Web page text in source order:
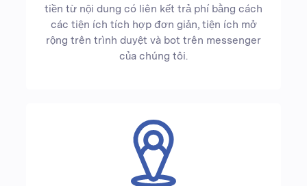
tiền từ nội dung có liên kết trả phí bằng cách
các tiện ích tích hợp đơn giản, tiện ích mở
rộng trên trình duyệt và bot trên messenger
của chúng tôi.